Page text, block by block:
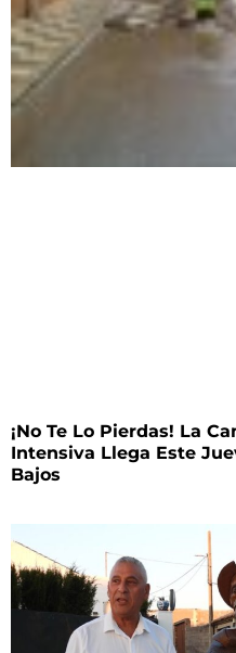
¡No Te Lo Pierdas! La
Intensiva Llega Este
Bajos